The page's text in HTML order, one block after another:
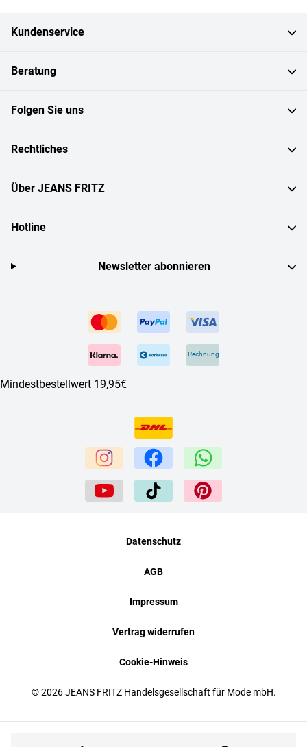
Kundenservice
Beratung
Folgen Sie uns
Rechtliches
Über JEANS FRITZ
Hotline
Rechnung
Mindestbestellwert 19,95€
Newsletter abonnieren
© 2026 JEANS FRITZ Handelsgesellschaft für Mode mbH.
Datenschutz
AGB
Impressum
Vertrag widerrufen
Cookie-Hinweis